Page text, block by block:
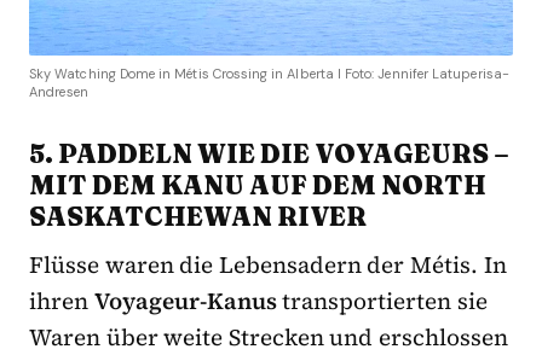
Sky Watching Dome in Métis Crossing in Alberta I Foto: Jennifer Latuperisa-
Andresen
5. PADDELN WIE DIE VOYAGEURS –
MIT DEM KANU AUF DEM NORTH
SASKATCHEWAN RIVER
Flüsse waren die Lebensadern der Métis. In
ihrenVoyageur-Kanustransportierten sie
Waren über weite Strecken und erschlossen